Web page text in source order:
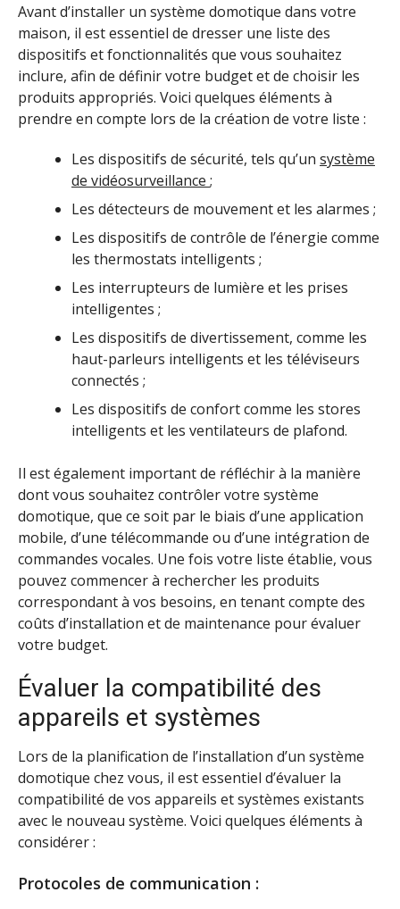
Avant d’installer un système domotique dans votre
maison, il est essentiel de dresser une liste des
dispositifs et fonctionnalités que vous souhaitez
inclure, afin de définir votre budget et de choisir les
produits appropriés. Voici quelques éléments à
prendre en compte lors de la création de votre liste :
Les dispositifs de sécurité, tels qu’un système
de vidéosurveillance ;
Les détecteurs de mouvement et les alarmes ;
Les dispositifs de contrôle de l’énergie comme
les thermostats intelligents ;
Les interrupteurs de lumière et les prises
intelligentes ;
Les dispositifs de divertissement, comme les
haut-parleurs intelligents et les téléviseurs
connectés ;
Les dispositifs de confort comme les stores
intelligents et les ventilateurs de plafond.
Il est également important de réfléchir à la manière
dont vous souhaitez contrôler votre système
domotique, que ce soit par le biais d’une application
mobile, d’une télécommande ou d’une intégration de
commandes vocales. Une fois votre liste établie, vous
pouvez commencer à rechercher les produits
correspondant à vos besoins, en tenant compte des
coûts d’installation et de maintenance pour évaluer
votre budget.
Évaluer la compatibilité des
appareils et systèmes
Lors de la planification de l’installation d’un système
domotique chez vous, il est essentiel d’évaluer la
compatibilité de vos appareils et systèmes existants
avec le nouveau système. Voici quelques éléments à
considérer :
Protocoles de communication :